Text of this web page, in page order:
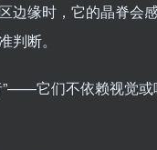
缘时，它的晶脊会感
断。
它们不依赖视觉